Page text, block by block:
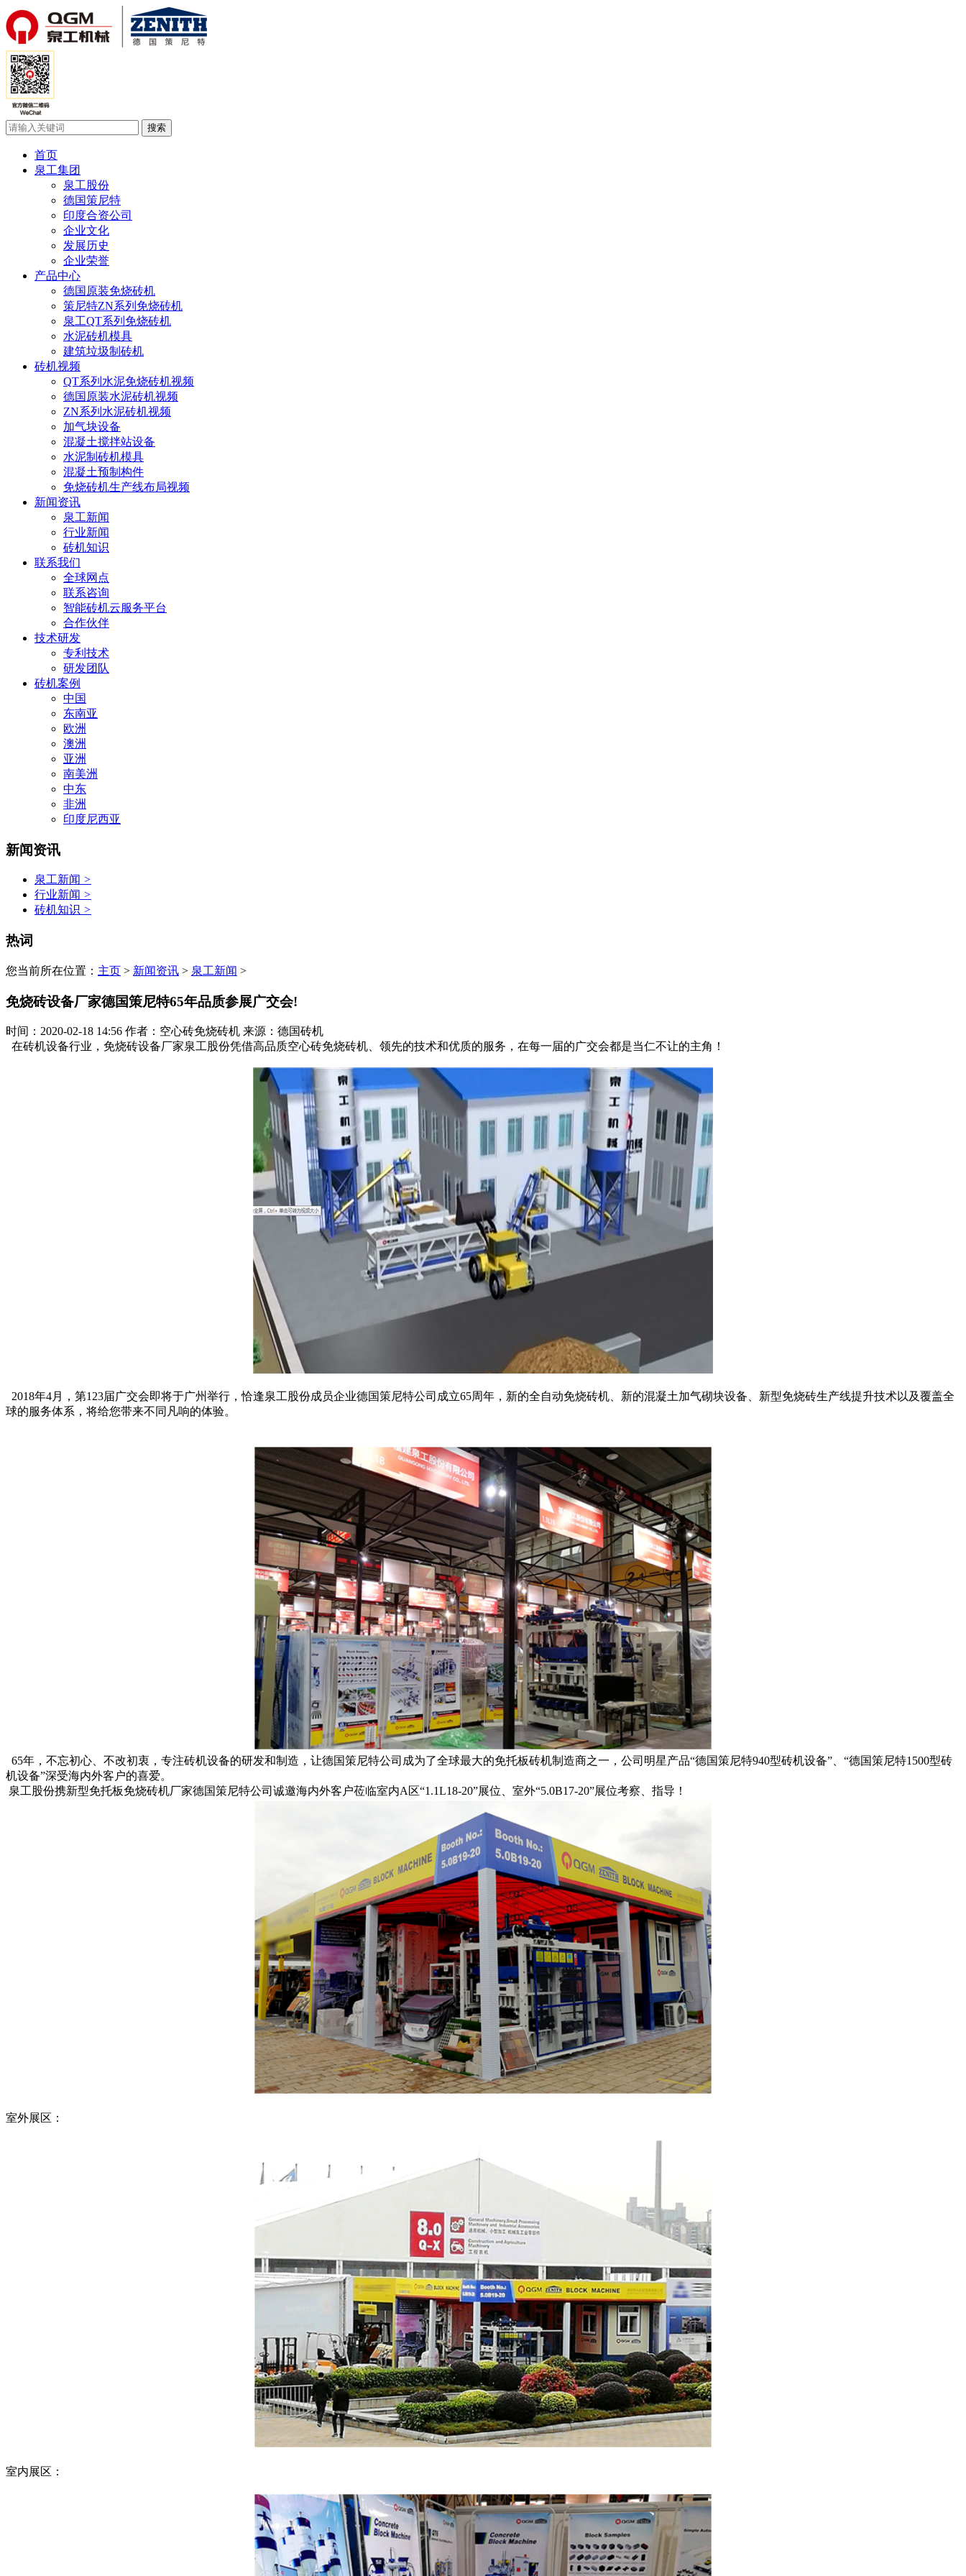
首页
泉工集团
泉工股份
德国策尼特
印度合资公司
企业文化
发展历史
企业荣誉
产品中心
德国原装免烧砖机
策尼特ZN系列免烧砖机
泉工QT系列免烧砖机
水泥砖机模具
建筑垃圾制砖机
砖机视频
QT系列水泥免烧砖机视频
德国原装水泥砖机视频
ZN系列水泥砖机视频
加气块设备
混凝土搅拌站设备
水泥制砖机模具
混凝土预制构件
免烧砖机生产线布局视频
新闻资讯
泉工新闻
行业新闻
砖机知识
联系我们
全球网点
联系咨询
智能砖机云服务平台
合作伙伴
技术研发
专利技术
研发团队
砖机案例
中国
东南亚
欧洲
澳洲
亚洲
南美洲
中东
非洲
印度尼西亚
新闻资讯
泉工新闻 >
行业新闻 >
砖机知识 >
热词
您当前所在位置： 主页 > 新闻资讯 > 泉工新闻 >
免烧砖设备厂家德国策尼特65年品质参展广交会!
时间：2020-02-18 14:56 作者：空心砖免烧砖机 来源：德国砖机
在砖机设备行业， 免烧砖设备厂家泉工股份凭借高品质空心砖免烧砖机 、领先的技术和优质的服务，在每一届的广交会都是当仁不让的主角！
2018年4月，第123届广交会即将于广州举行，恰逢泉工股份成员企业德国策尼特公司成立65周年，新的全自动免烧砖机、新的混凝土加气砌块设备、新型免烧砖生产线提升技术以及覆盖全
球的服务体系，将给您带来不同凡响的体验。
65年，不忘初心、不改初衷，专注砖机设备的研发和制造，让德国策尼特公司成为了全球最大的免托板砖机制造商之一，公司明星产品“德国策尼特940型砖机设备”、“德国策尼特1500型砖
机设备”深受海内外客户的喜爱。
泉工股份携新型免托板免烧砖机厂家德国策尼特公司诚邀海内外客户莅临室内A区“1.1L18-20”展位、室外“5.0B17-20”展位考察、指导！
室外展区：
室内展区：